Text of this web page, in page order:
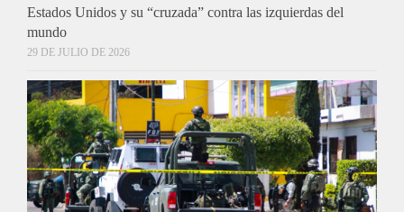
Estados Unidos y su “cruzada” contra las izquierdas del
mundo
29 DE JULIO DE 2026